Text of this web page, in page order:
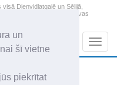
un
šī vietne
piekrītat
Dienvidlatgalē un Sēlijā,
valstspilsētu, Augšdaugavas
+14.4